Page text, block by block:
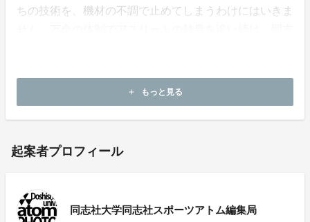
ちの技術を、機材の不調で止めてしまうわけにはいきま
add もっと見る
起案者プロフィール
同志社大学同志社スポーツアトム編集局